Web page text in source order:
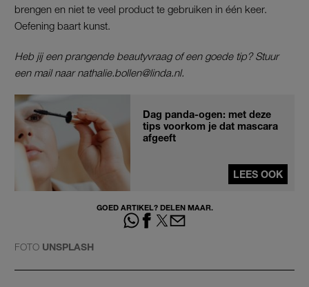
brengen en niet te veel product te gebruiken in één keer.
Oefening baart kunst.
Heb jij een prangende beautyvraag of een goede tip? Stuur
een mail naar nathalie.bollen@linda.nl.
Dag panda-ogen: met deze
tips voorkom je dat mascara
afgeeft
LEES OOK
GOED ARTIKEL? DELEN MAAR.
FOTO UNSPLASH